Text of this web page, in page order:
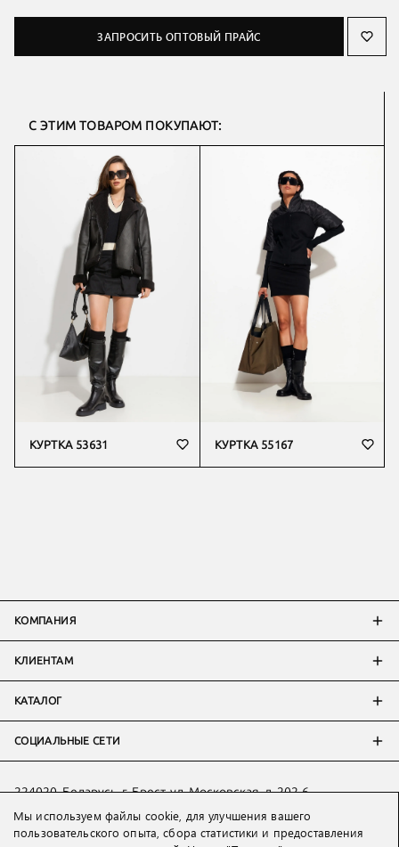
ЗАПРОСИТЬ ОПТОВЫЙ ПРАЙС
С ЭТИМ ТОВАРОМ ПОКУПАЮТ:
КУРТКА 53631 КУРТКА 55167
КОМПАНИЯ
КЛИЕНТАМ
КАТАЛОГ
СОЦИАЛЬНЫЕ СЕТИ
224020, Беларусь, г. Брест, ул. Московская, д. 202-6
Тел:+7 993 398 36 60(WhatsApp
Тел:+375 29 205 80 10( WhatsApp,Viber)
Мы используем файлы cookie, для улучшения вашего
пользовательского опыта, сбора статистики и предоставления